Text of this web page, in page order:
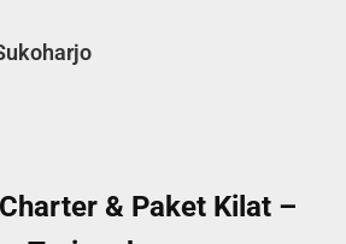
& Paket Kilat –